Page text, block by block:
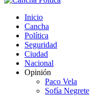
Inicio
Cancha
Política
Seguridad
Ciudad
Nacional
Opinión
Paco Vela
Sofía Negrete